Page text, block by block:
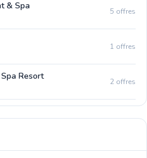
& Spa 5 offres
1 offres
Resort 2 offres